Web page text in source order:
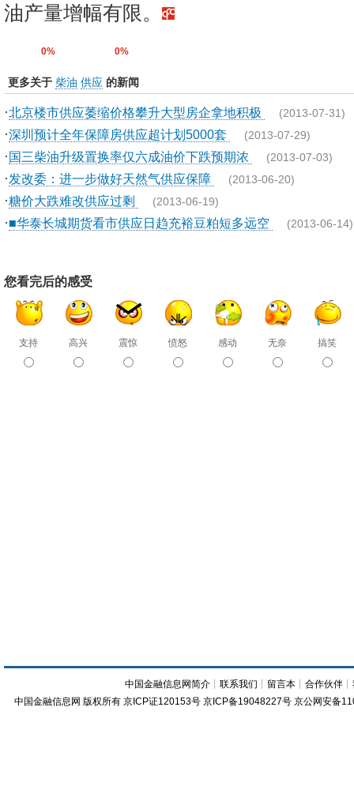
油产量增幅有限。
0% 0%
更多关于 柴油 供应 的新闻
·北京楼市供应萎缩价格攀升大型房企拿地积极 (2013-07-31)
·深圳预计全年保障房供应超计划5000套 (2013-07-29)
·国三柴油升级置换率仅六成油价下跌预期浓 (2013-07-03)
·发改委：进一步做好天然气供应保障 (2013-06-20)
·糖价大跌难改供应过剩 (2013-06-19)
·■华泰长城期货看市供应日趋充裕豆粕短多远空 (2013-06-14)
您看完后的感受
支持 高兴 震惊 愤怒 感动 无奈 搞笑
中国金融信息网简介 ┊联系我们 ┊ 留言本 ┊合作伙伴 ┊
中国金融信息网 版权所有 京ICP证120153号 京ICP备19048227号 京公网安备